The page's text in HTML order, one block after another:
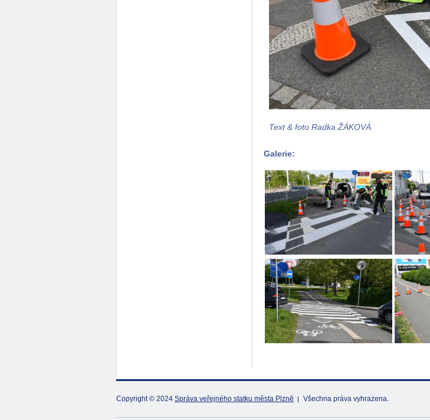
Text & foto Radka ŽÁKOVÁ
Galerie:
Copyright © 2024 Správa veřejného statku města Plzně Všechna práva vyhrazena.